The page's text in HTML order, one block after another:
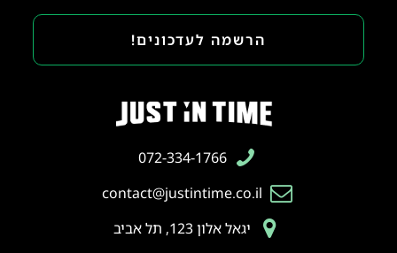
072-334-1766
contact@justintime.co.il
יגאל אלון 123, תל אביב
הרשמה לעדכונים!